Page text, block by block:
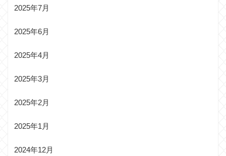
2025年7月
2025年6月
2025年4月
2025年3月
2025年2月
2025年1月
2024年12月